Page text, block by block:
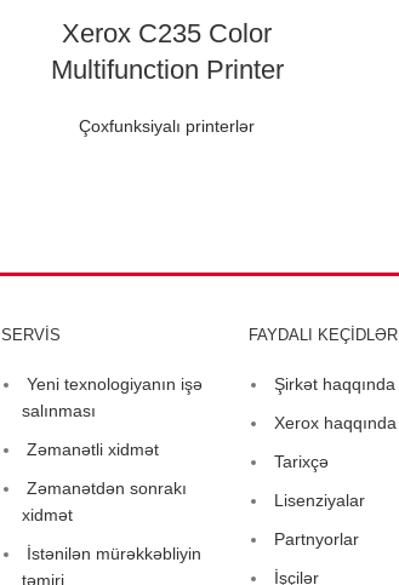
Xerox C235 Color
Multifunction Printer
Çoxfunksiyalı printerlər
SERVİS
Yeni texnologiyanın işə
salınması
Zəmanətli xidmət
Zəmanətdən sonrakı
xidmət
İstənilən mürəkkəbliyin
təmiri
FAYDALI KEÇİDLƏR
Şirkət haqqında
Xerox haqqında
Tarixçə
Lisenziyalar
Partnyorlar
İşçilər